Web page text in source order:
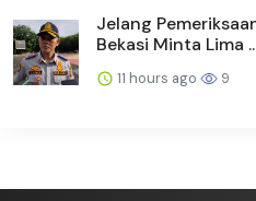
Jelang
Bekasi Minta Lima
11 hours ago 9